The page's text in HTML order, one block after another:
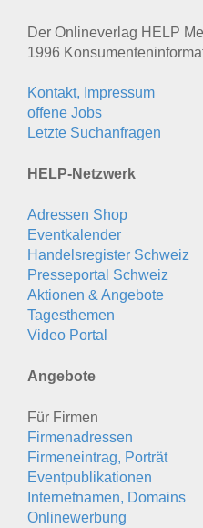
Der Onlineverlag HELP
1996
Kontakt, Impressum
offene Jobs
Letzte Suchanfragen
HELP-Netzwerk
Adressen Shop
Eventkalender
Handelsregister Schweiz
Presseportal Schweiz
Aktionen & Angebote
Tagesthemen
Video Portal
Angebote
Für Firmen
Firmenadressen
Firmeneintrag, Porträt
Eventpublikationen
Internetnamen, Domains
Onlinewerbung